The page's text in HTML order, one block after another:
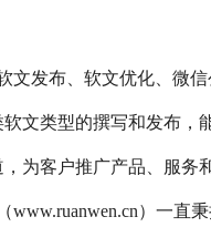
文发布、软文优化、微
文类型的撰写和发布，
为客户推广产品、服务
）一直